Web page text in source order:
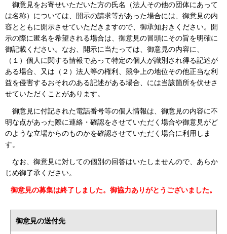
御意見をお寄せいただいた方の氏名（法人その他の団体にあって
は名称）については、開示の請求等があった場合には、御意見の内
容とともに開示させていただきますので、御承知おきください。開
示の際に匿名を希望される場合は、御意見の冒頭にその旨を明確に
御記載ください。なお、開示に当たっては、御意見の内容に、
（１）個人に関する情報であって特定の個人が識別され得る記述が
ある場合、又は（２）法人等の権利、競争上の地位その他正当な利
益を侵害するおそれのある記述がある場合、には当該箇所を伏せさ
せていただくことがあります。
御意見に付記された電話番号等の個人情報は、御意見の内容に不
明な点があった際に連絡・確認をさせていただく場合や御意見がど
のような立場からのものかを確認させていただく場合に利用しま
す。
なお、御意見に対しての個別の回答はいたしませんので、あらか
じめ御了承ください。
御意見の募集は終了しました。御協力ありがとうございました。
御意見の送付先